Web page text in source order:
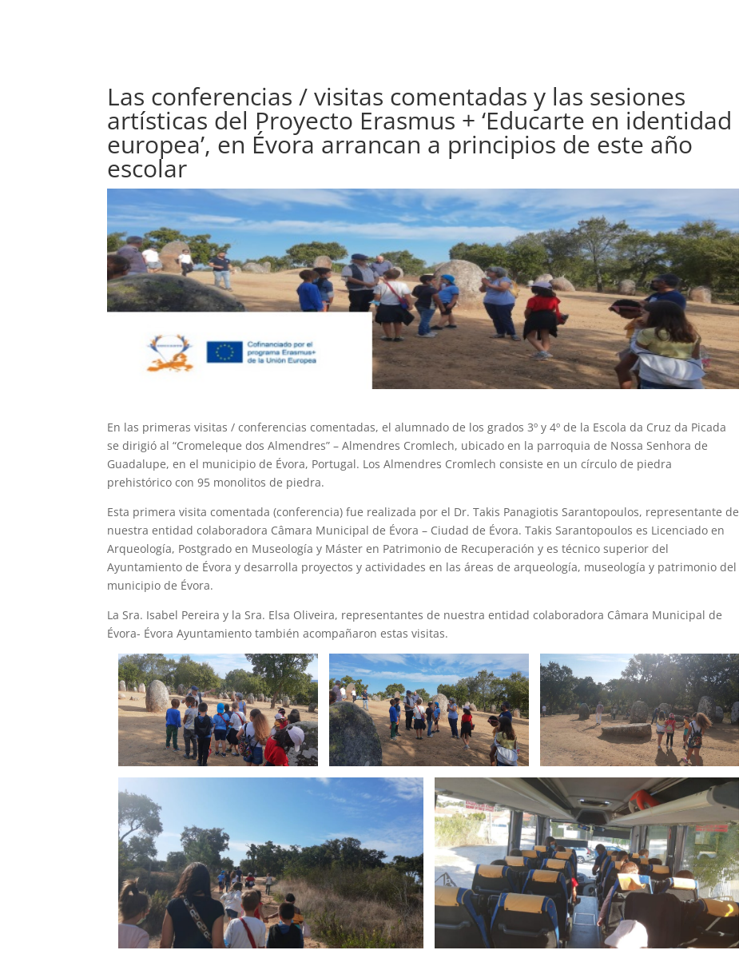
Las conferencias / visitas comentadas y las sesiones
artísticas del Proyecto Erasmus + ‘Educarte en identidad
europea’, en Évora arrancan a principios de este año
escolar
En las primeras visitas / conferencias comentadas, el alumnado de los grados 3º y 4º de la Escola da Cruz da Picada
se dirigió al “Cromeleque dos Almendres” – Almendres Cromlech, ubicado en la parroquia de Nossa Senhora de
Guadalupe, en el municipio de Évora, Portugal. Los Almendres Cromlech consiste en un círculo de piedra
prehistórico con 95 monolitos de piedra.
Esta primera visita comentada (conferencia) fue realizada por el Dr. Takis Panagiotis Sarantopoulos, representante de
nuestra entidad colaboradora Câmara Municipal de Évora – Ciudad de Évora. Takis Sarantopoulos es Licenciado en
Arqueología, Postgrado en Museología y Máster en Patrimonio de Recuperación y es técnico superior del
Ayuntamiento de Évora y desarrolla proyectos y actividades en las áreas de arqueología, museología y patrimonio del
municipio de Évora.
La Sra. Isabel Pereira y la Sra. Elsa Oliveira, representantes de nuestra entidad colaboradora Câmara Municipal de
Évora- Évora Ayuntamiento también acompañaron estas visitas.